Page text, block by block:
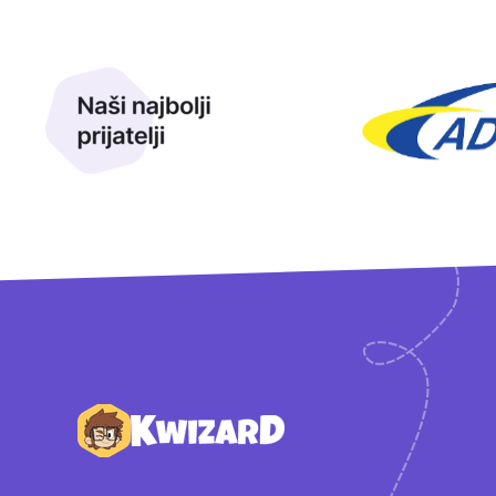
Podnožje